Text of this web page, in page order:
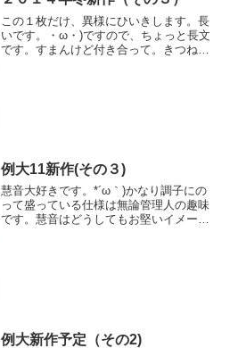
この１枚だけ、異様にひいきします。長
いです。・ω・)ですので、ちょっと長文
です。すまんけど付き合って。きつねの
例大11新作(その３)
慧音大好きです。*´ω｀)かなり調子にの
って盛っている仕様は無論管理人の趣味
です。慧音はどうしてもお堅いイメージ
例大新作予定（その2)